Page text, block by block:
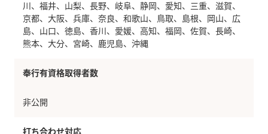
川、福井、山梨、長野、岐阜、静岡、愛知、三重、滋賀、
京都、大阪、兵庫、奈良、和歌山、鳥取、島根、岡山、広
島、山口、徳島、香川、愛媛、高知、福岡、佐賀、長崎、
熊本、大分、宮崎、鹿児島、沖縄
奉行有資格取得者数
非公開
打ち合わせ対応